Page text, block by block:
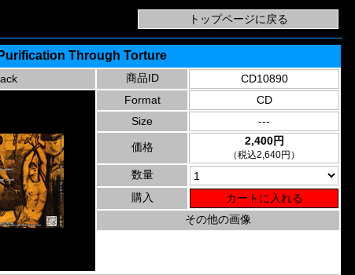
Through Torture
商品ID
CD10890
Format
CD
Size
---
価格 2,400円
（税込2,640円）
数量
購入
その他の画像